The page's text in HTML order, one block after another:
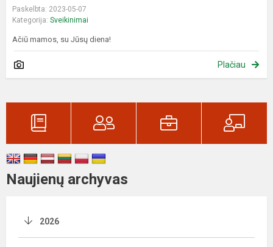
Paskelbta: 2023-05-07
Kategorija: Sveikinimai
Ačiū mamos, su Jūsų diena!
Plačiau
Naujienų archyvas
2026